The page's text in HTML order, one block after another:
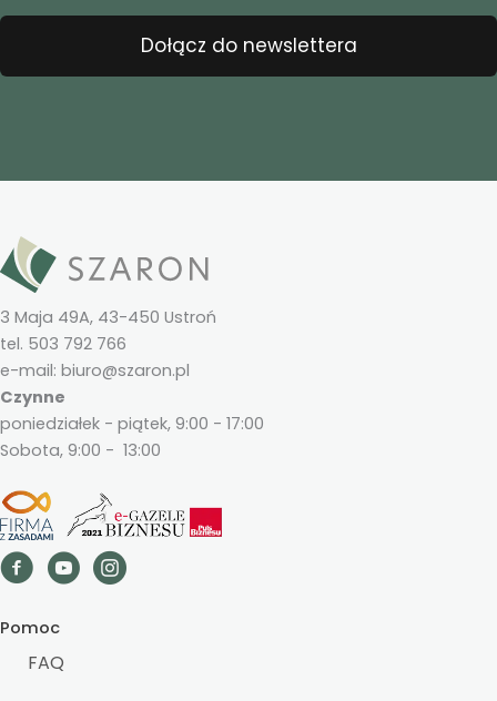
Dołącz do newslettera
3 Maja 49A, 43-450 Ustroń
tel. 503 792 766
e-mail: biuro@szaron.pl
Czynne
poniedziałek - piątek, 9:00 - 17:00
Sobota, 9:00 - 13:00
Pomoc
FAQ